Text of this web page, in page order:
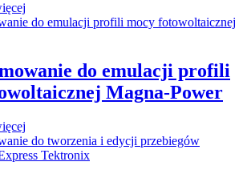
do emulacji profili
Magna-Power